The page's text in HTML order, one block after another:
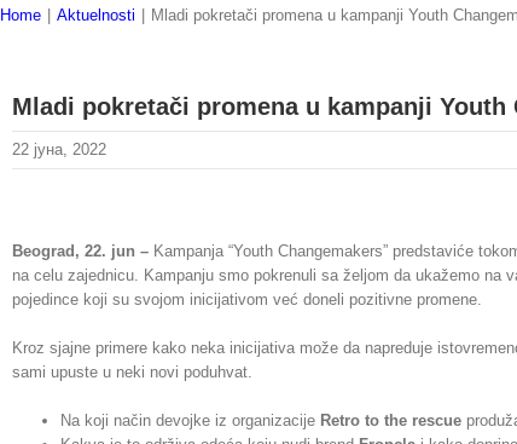
Home Aktuelnosti Mladi pokretači promena u kampanji Youth
Mladi pokretači promena u kampanji Youth
22 јуна, 2022
Beograd, 22. jun – Kampanja “Youth Changemakers” predstaviće
na celu zajednicu. Kampanju smo pokrenuli sa željom da ukažemo
pojedince koji su svojom inicijativom već doneli pozitivne promene.
Kroz sjajne primere kako neka inicijativa može da napreduje
sami upuste u neki novi poduhvat.
Na koji način devojke iz organizacije Retro to the rescue